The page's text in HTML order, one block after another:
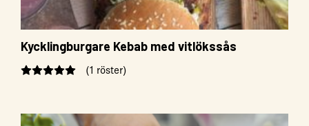
Kycklingburgare Kebab med vitlökssås
(1 röster)